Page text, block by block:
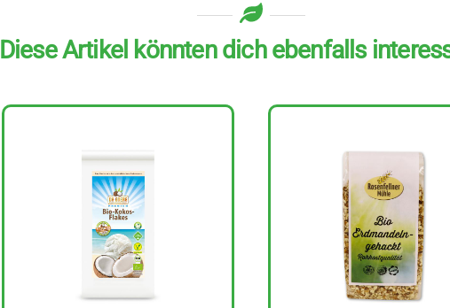
Diese Artikel könnten dich ebenfalls